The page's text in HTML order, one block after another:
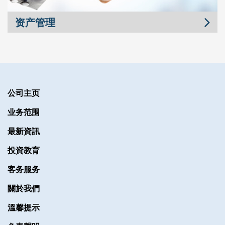
资产管理
公司主页
业务范围
最新資訊
投資教育
客务服务
關於我們
溫馨提示